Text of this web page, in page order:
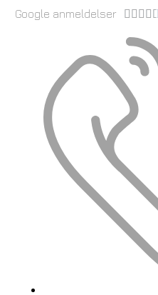
Google anmeldelser     